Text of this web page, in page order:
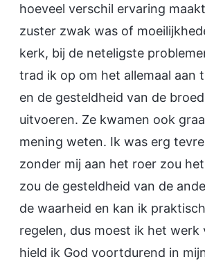
hoeveel verschil ervaring
zuster zwak was of
kerk, bij de neteligste
trad ik op om het allemaal aan
en de gesteldheid van de
uitvoeren. Ze kwamen ook
mening weten. Ik was erg
zonder mij aan het roer zou
zou de gesteldheid van de
de waarheid en kan ik
regelen, dus moest ik het werk
hield ik God voortdurend in